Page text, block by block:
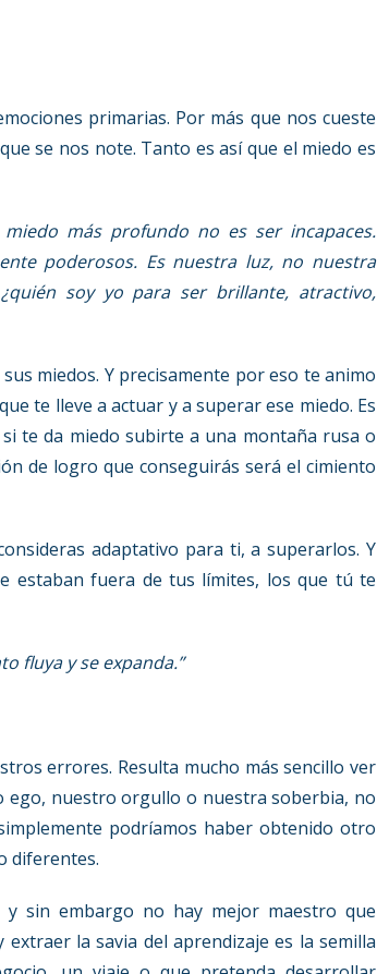
primarias. Por más que nos cueste
se nos note. Tanto es así que el miedo es
miedo más profundo no es ser incapaces.
poderosos. Es nuestra luz, no nuestra
soy yo para ser brillante, atractivo,
miedos. Y precisamente por eso te animo
te lleve a actuar y a superar ese miedo. Es
te da miedo subirte a una montaña rusa o
de logro que conseguirás será el cimiento
adaptativo para ti, a superarlos. Y
estaban fuera de tus límites, los que tú te
fluya y se expanda.”
errores. Resulta mucho más sencillo ver
ego, nuestro orgullo o nuestra soberbia, no
podríamos haber obtenido otro
diferentes.
sin embargo no hay mejor maestro que
la savia del aprendizaje es la semilla